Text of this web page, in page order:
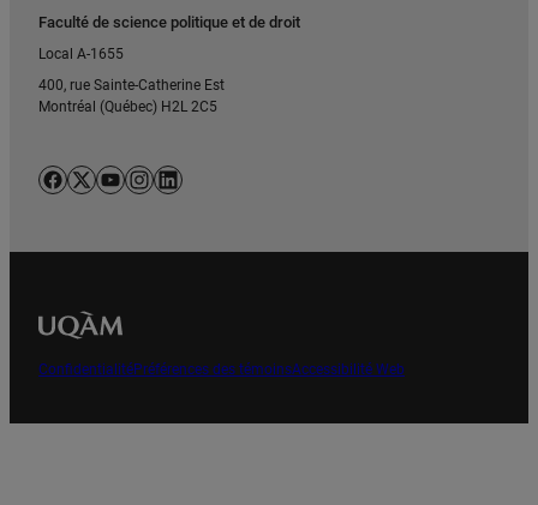
Faculté de science politique et de droit
Local A-1655
400, rue Sainte-Catherine Est
Montréal (Québec) H2L 2C5
Facebook
X YouTube
Instagram
LinkedIn
ConfidentialitéPréférences des témoinsAccessibilité Web